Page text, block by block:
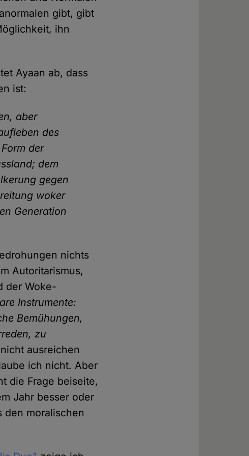
gibt, gibt
ihn
Ayaan ab, dass
ist:
aber
des
der
dem
gegen
woker
Generation
nichts
Autoritarismus,
der Woke-
Instrumente:
Bemühungen,
zu
ausreichen
ich nicht. Aber
die Frage beiseite,
Jahr besser oder
moralischen